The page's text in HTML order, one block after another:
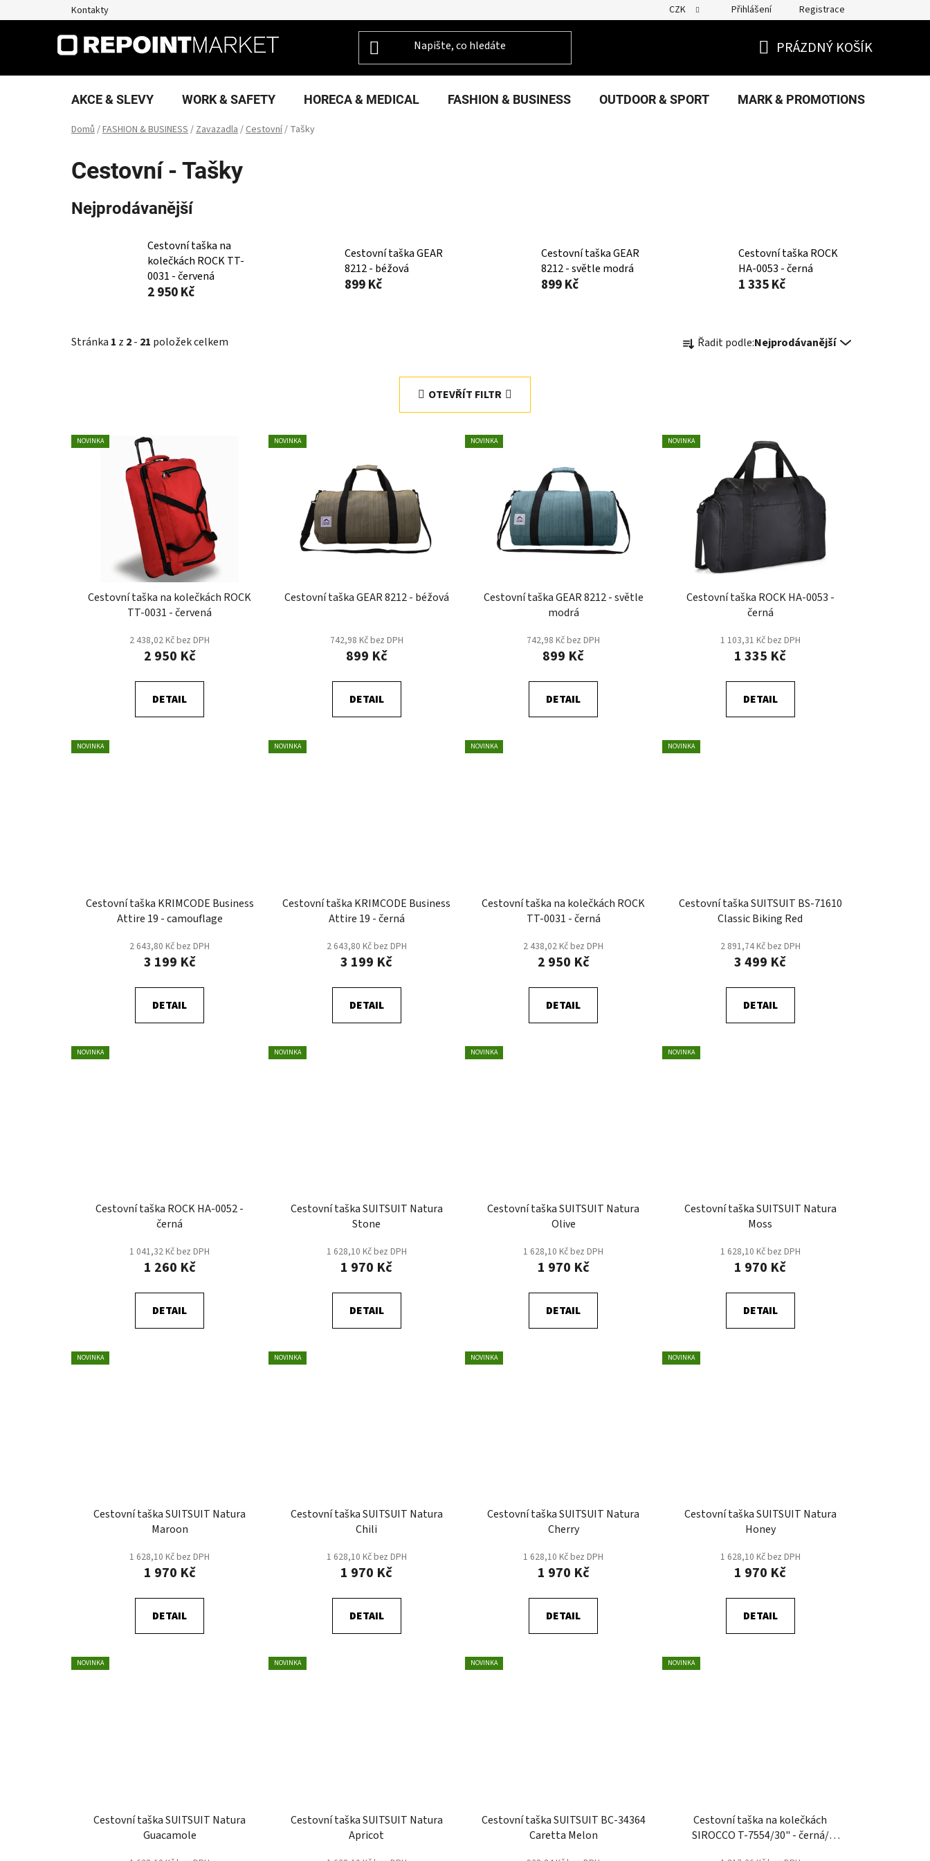
na
Kontakty CZK Přihlášení Registrace
KOŠÍK
PRÁZDNÝ KOŠÍK
AKCE & SLEVY WORK & SAFETY HORECA & MEDICAL FASHION & BUSINESS OUTDOOR & SPORT MARK & PROMOTIONS
Domů/FASHION & BUSINESS/Zavazadla/Cestovní/ Tašky
Cestovní - Tašky
Nejprodávanější
Cestovní taška na
kolečkách ROCK TT-
0031 - červená
2 950 Kč
Cestovní taška GEAR
8212 - béžová
899 Kč
Cestovní taška GEAR
8212 - světle modrá
899 Kč
Cestovní taška ROCK
HA-0053 - černá
1 335 Kč
Stránka 1 z 2- 21 položek celkem
a
p
Řadit podle:Nejprodávanější
OTEVŘÍT FILTR
V
ý
NOVINKA
Cestovní taška na kolečkách ROCK
TT-0031 - červená
2 438,02 Kč bez DPH
2 950 Kč
DETAIL
NOVINKA
Cestovní taška GEAR 8212 - béžová
742,98 Kč bez DPH
899 Kč
DETAIL
NOVINKA
Cestovní taška GEAR 8212 - světle
modrá
742,98 Kč bez DPH
899 Kč
DETAIL
NOVINKA
Cestovní taška ROCK HA-0053 -
černá
1 103,31 Kč bez DPH
1 335 Kč
DETAIL
NOVINKA
Cestovní taška KRIMCODE Business
Attire 19 - camouflage
2 643,80 Kč bez DPH
3 199 Kč
DETAIL
NOVINKA
Cestovní taška KRIMCODE Business
Attire 19 - černá
2 643,80 Kč bez DPH
3 199 Kč
DETAIL
NOVINKA
Cestovní taška na kolečkách ROCK
TT-0031 - černá
2 438,02 Kč bez DPH
2 950 Kč
DETAIL
NOVINKA
Cestovní taška SUITSUIT BS-71610
Classic Biking Red
2 891,74 Kč bez DPH
3 499 Kč
DETAIL
NOVINKA
Cestovní taška ROCK HA-0052 -
černá
1 041,32 Kč bez DPH
1 260 Kč
DETAIL
NOVINKA
Cestovní taška SUITSUIT Natura
Stone
1 628,10 Kč bez DPH
1 970 Kč
DETAIL
NOVINKA
Cestovní taška SUITSUIT Natura
Olive
1 628,10 Kč bez DPH
1 970 Kč
DETAIL
NOVINKA
Cestovní taška SUITSUIT Natura
Moss
1 628,10 Kč bez DPH
1 970 Kč
DETAIL
NOVINKA
Cestovní taška SUITSUIT Natura
Maroon
1 628,10 Kč bez DPH
1 970 Kč
DETAIL
NOVINKA
Cestovní taška SUITSUIT Natura
Chili
1 628,10 Kč bez DPH
1 970 Kč
DETAIL
NOVINKA
Cestovní taška SUITSUIT Natura
Cherry
1 628,10 Kč bez DPH
1 970 Kč
DETAIL
NOVINKA
Cestovní taška SUITSUIT Natura
Honey
1 628,10 Kč bez DPH
1 970 Kč
DETAIL
NOVINKA
Cestovní taška SUITSUIT Natura
Guacamole
NOVINKA
Cestovní taška SUITSUIT Natura
Apricot
NOVINKA
Cestovní taška SUITSUIT BC-34364
Caretta Melon
NOVINKA
Cestovní taška na kolečkách
SIROCCO T-7554/30" - černá/